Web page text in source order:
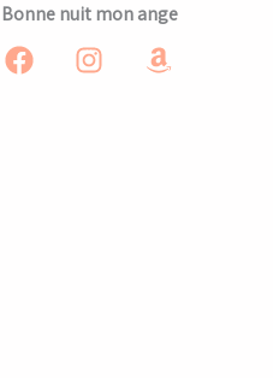
Bonne nuit mon ange